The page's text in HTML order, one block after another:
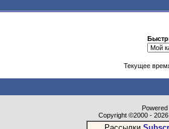
Текущее
Copyright ©2000 -